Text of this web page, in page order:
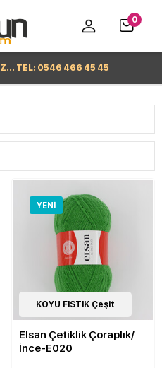
TEL: 0546 466 45 45
0
YENI
40Çeşit
KOYU FISTIK Çeşit
Elsan Çetiklik Çoraplık/
İnce-E020